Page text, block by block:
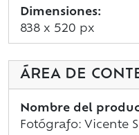
Dimensiones:
838 x 520 px
ÁREA DE
Nombre del
Fotógrafo: Vicente